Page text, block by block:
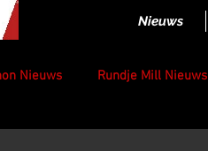
Nieuws
Nieuws Rundje Mill Nieuws